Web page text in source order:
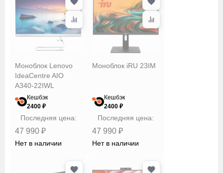
Моноблок Lenovo
IdeaCentre AIO
A340-22IWL
Кешбэк
2400 ₽
Последняя цена:
47 990 ₽
Нет в наличии
Моноблок iRU 23IM
Кешбэк
2400 ₽
Последняя цена:
47 990 ₽
Нет в наличии